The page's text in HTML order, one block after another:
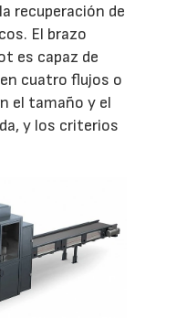
recuperación de
El brazo
es capaz de
cuatro flujos o
el tamaño y el
y los criterios